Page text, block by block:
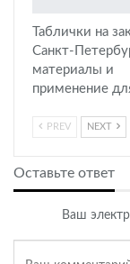
Таблички на
Санкт-
материалы и
применение
PREV NEXT
Оставьте ответ
Ваш